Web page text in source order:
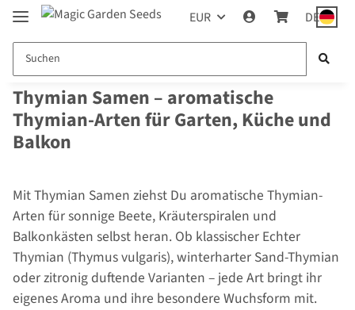
EUR DE
Thymian Samen – aromatische
Thymian-Arten für Garten, Küche und
Balkon
Mit Thymian Samen ziehst Du aromatische Thymian-
Arten für sonnige Beete, Kräuterspiralen und
Balkonkästen selbst heran. Ob klassischer Echter
Thymian (Thymus vulgaris), winterharter Sand-Thymian
oder zitronig duftende Varianten – jede Art bringt ihr
eigenes Aroma und ihre besondere Wuchsform mit.